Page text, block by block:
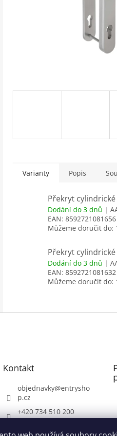
Varianty Popis
Překryt
Dodání do 3 dnů |
EAN: 8592721081656
Můžeme doručit do:
Překryt
Dodání do 3 dnů |
EAN: 8592721081632
Můžeme doručit do:
Kontakt
objednavky@entrysho
p.cz
+420 734 510 200